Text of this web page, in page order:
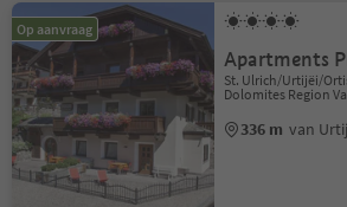
Op aanvraag
Apartments
St. Ulrich/Urtijëi/
Dolomites Region
336 m van